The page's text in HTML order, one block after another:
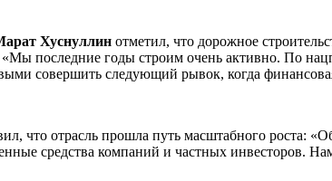
Хуснуллин отметил, что дорожное
последние годы строим очень активно. По
совершить следующий рывок, когда
что отрасль прошла путь масштабного роста:
средства компаний и частных